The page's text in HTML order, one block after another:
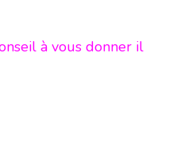
à vous donner il